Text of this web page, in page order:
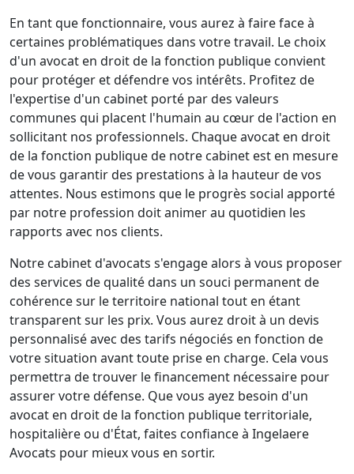
En tant que fonctionnaire, vous aurez à faire face à
certaines problématiques dans votre travail. Le choix
d'un avocat en droit de la fonction publique convient
pour protéger et défendre vos intérêts. Profitez de
l'expertise d'un cabinet porté par des valeurs
communes qui placent l'humain au cœur de l'action en
sollicitant nos professionnels. Chaque avocat en droit
de la fonction publique de notre cabinet est en mesure
de vous garantir des prestations à la hauteur de vos
attentes. Nous estimons que le progrès social apporté
par notre profession doit animer au quotidien les
rapports avec nos clients.
Notre cabinet d'avocats s'engage alors à vous proposer
des services de qualité dans un souci permanent de
cohérence sur le territoire national tout en étant
transparent sur les prix. Vous aurez droit à un devis
personnalisé avec des tarifs négociés en fonction de
votre situation avant toute prise en charge. Cela vous
permettra de trouver le financement nécessaire pour
assurer votre défense. Que vous ayez besoin d'un
avocat en droit de la fonction publique territoriale,
hospitalière ou d'État, faites confiance à Ingelaere
Avocats pour mieux vous en sortir.